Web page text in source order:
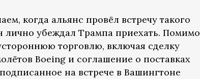
когда альянс провёл встречу такого
лично убеждал Трампа приехать. Помимо
торговлю, включая сделку
Boeing и соглашение о поставках
на встрече в Вашингтоне